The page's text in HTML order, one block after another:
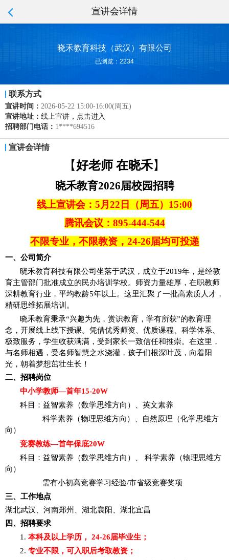
宣讲会详情
晓禾教育科技（武汉）有限公司
已浏览：2234
联系方式
宣讲时间： 2026-05-22 15:00-16:00(周五)
宣讲地址： 线上宣讲，点击进入
招聘部门电话： 1****694516
宣讲会详情
【好老师 在晓禾】
晓禾教育2026届校园招聘
线上宣讲会： 5月22日（周五）15:00
腾讯会议： 895-444-544
不限专业，不限教资， 24-26届均可投递
一、公司简介
晓禾教育科技有限公司坐落于武汉，成立于2019年，是经教
育主管部门批准成立的民办培训学校。师资力量雄厚，在职教师
深耕教育行业，平均教龄5年以上。这里汇聚了一批高素质人才，
精研思维拓展培训。
晓禾教育秉承“兴趣为先，赏识教育，学有所获”的教育理
念，开展线上线下授课。凭借优秀师资、优质课程、科学体系、
极致服务，学生收获满满，受到家长一致信任和推崇。在这里，
与名师相遇，受名师智慧之水浇灌，孩子们根深叶茂，向着阳
光，朝着梦想茁壮生长！
二、招聘岗位
中小学教师—首年15-20W
科目：益智素养（数学思维方向）、英文素养
科学素养（物理思维方向）、自然原理（化学思维方
向）
竞赛教练—首年保底20W
科目：益智素养（数学思维方向）、
科学素养（物理思维方
向）
需有小初高竞赛学习经验/市省级竞赛奖项
三、 工作地点
湖北武汉、河南郑州、湖北襄阳
湖北宜昌
四、 招聘要求
1. 本科及以上学历， 24-26届毕业生；
2. 专业不限，可入职后考取教资；